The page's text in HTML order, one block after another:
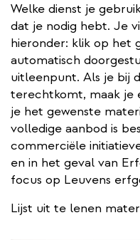
Welke dienst je
dat je nodig hebt. Je
hieronder: klik op het
automatisch
uitleenpunt. Als je bij
terechtkomt, maak je
je het gewenste
volledige aanbod is
commerciële
en in het geval van
focus op Leuvens
Lijst uit te lenen